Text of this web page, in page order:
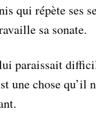
qui répète ses
sa sonate.
paraissait
une chose qu’il